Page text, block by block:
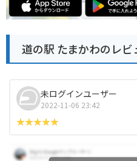
道の駅 たまかわのレビ
未ログインユーザー
2022-11-06 23:42